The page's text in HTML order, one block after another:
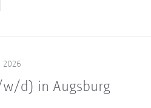
2026
d) in Augsburg